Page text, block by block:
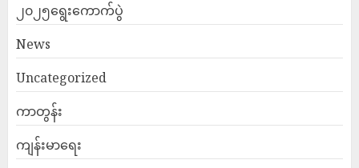
၂၀၂၅ရွေးကောက်ပွဲ
News
Uncategorized
ကာတွန်း
ကျန်းမာရေး